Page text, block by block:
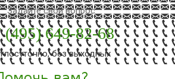
Задайте свой вопрос
649-82-68
без выходных